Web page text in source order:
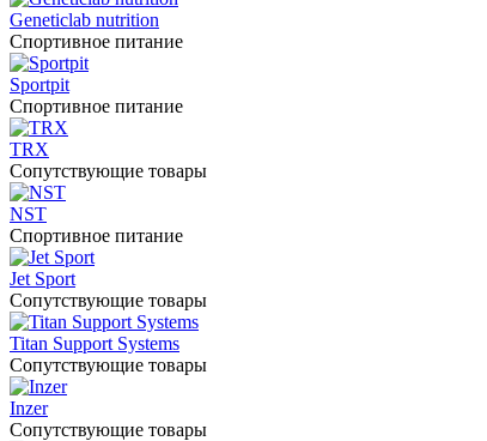
Geneticlab nutrition
Спортивное питание
Sportpit
Спортивное питание
TRX
Сопутствующие товары
NST
Спортивное питание
Jet Sport
Сопутствующие товары
Titan Support Systems
Сопутствующие товары
Inzer
Сопутствующие товары